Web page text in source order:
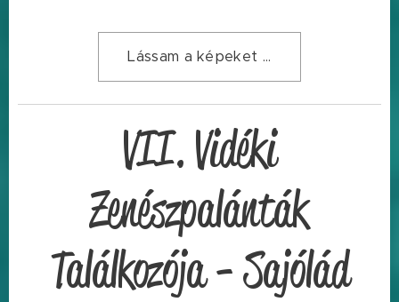
Lássam a képeket ...
VII. Vidéki
Zenészpalánták
Találkozója - Sajólád